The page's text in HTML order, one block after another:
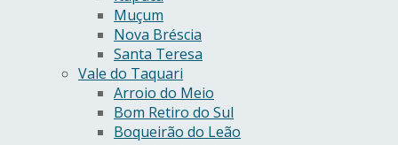
Muçum
Nova Bréscia
Santa Teresa
Vale do Taquari
Arroio do Meio
Bom Retiro do Sul
Boqueirão do Leão